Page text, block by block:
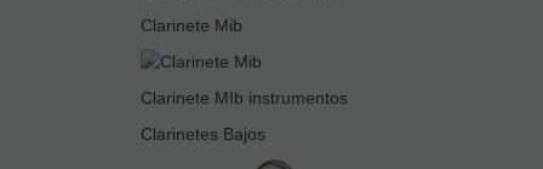
Clarinete Mib
Clarinete MIb instrumentos
Clarinetes Bajos